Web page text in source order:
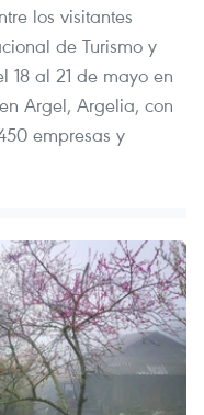
los visitantes
de Turismo y
18 al 21 de mayo en
Argel, Argelia, con
empresas y